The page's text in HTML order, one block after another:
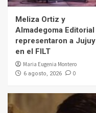
Meliza Ortiz y
Almadegoma Editorial
representaron a Jujuy
en el FILT
Maria Eugenia Montero
6 agosto, 2026 0